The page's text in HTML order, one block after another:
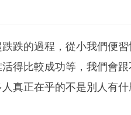
跌的過程，從小我們便
得比較成功等，我們會
真正在乎的不是別人有